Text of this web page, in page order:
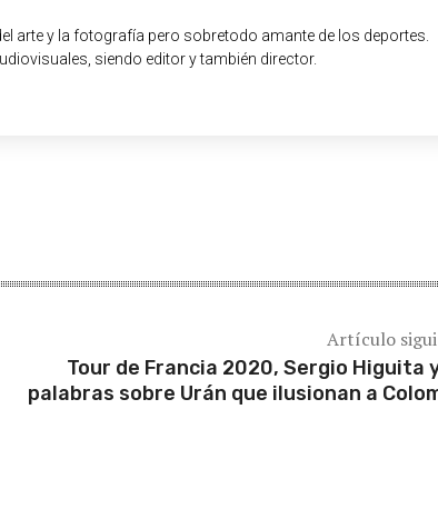
arte y la fotografía pero sobretodo amante de los deportes.
siendo editor y también director.
Artículo
Tour de Francia 2020, Sergio Higuita
palabras sobre Urán que ilusionan a